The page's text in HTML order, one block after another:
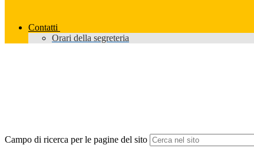
Contatti
Orari della segreteria
Campo di ricerca per le pagine del sito